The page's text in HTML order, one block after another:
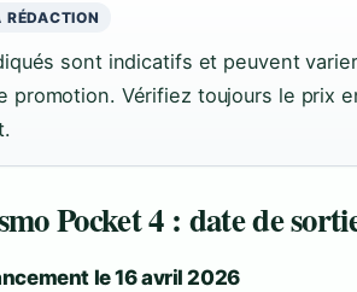
RÉDACTION
sont indicatifs et peuvent
promotion. Vérifiez toujours le prix
Pocket 4 : date de
le 16 avril 2026